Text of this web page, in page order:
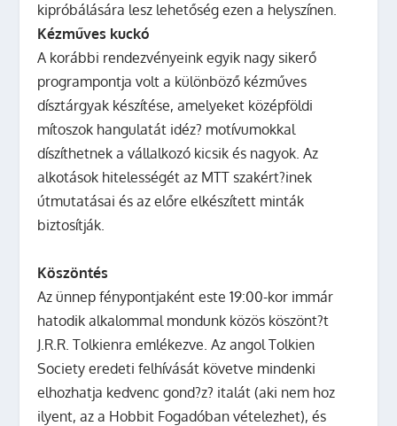
kipróbálására lesz lehetőség ezen a helyszínen.
Kézműves kuckó
A korábbi rendezvényeink egyik nagy sikerő
programpontja volt a különböző kézműves
dísztárgyak készítése, amelyeket középföldi
mítoszok hangulatát idéz? motívumokkal
díszíthetnek a vállalkozó kicsik és nagyok. Az
alkotások hitelességét az MTT szakért?inek
útmutatásai és az előre elkészített minták
biztosítják.
Köszöntés
Az ünnep fénypontjaként este 19:00-kor immár
hatodik alkalommal mondunk közös köszönt?t
J.R.R. Tolkienra emlékezve. Az angol Tolkien
Society eredeti felhívását követve mindenki
elhozhatja kedvenc gond?z? italát (aki nem hoz
ilyent, az a Hobbit Fogadóban vételezhet), és